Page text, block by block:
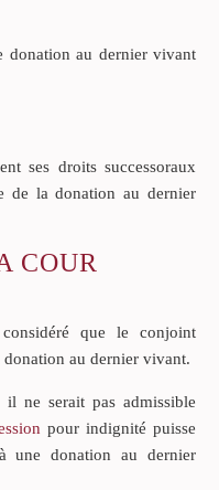
donation au dernier vivant
ses droits successoraux
de la donation au dernier
COUR
que le conjoint
au dernier vivant.
ne serait pas admissible
pour indignité puisse
une donation au dernier